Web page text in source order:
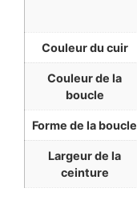
Couleur du cuir
Couleur de la
boucle
Forme de la boucle
Largeur de la
ceinture